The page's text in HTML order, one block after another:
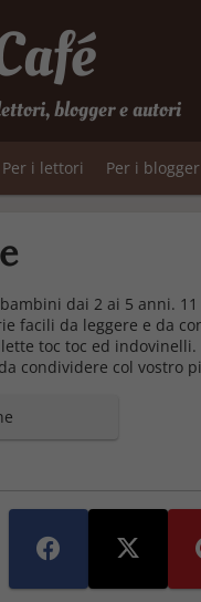
blogger e autori
Per i lettori Per i blogger
dai 2 ai 5 anni.
facili da leggere e da
toc toc ed
condividere col vostro